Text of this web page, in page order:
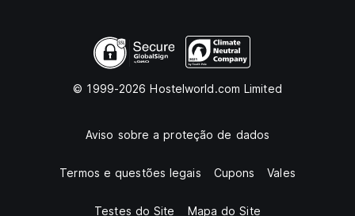
© 1999-2026 Hostelworld.com Limited
Aviso sobre a proteção de dados
Termos e questões legais Cupons Vales
Testes do Site Mapa do Site